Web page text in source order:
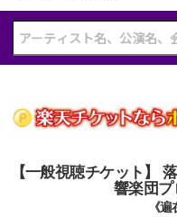
【一般視聴チケット】
響楽団
《